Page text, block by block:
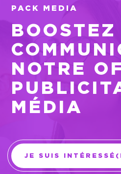
PACK MEDIA
NOTRE
MÉDIA
JE SUIS